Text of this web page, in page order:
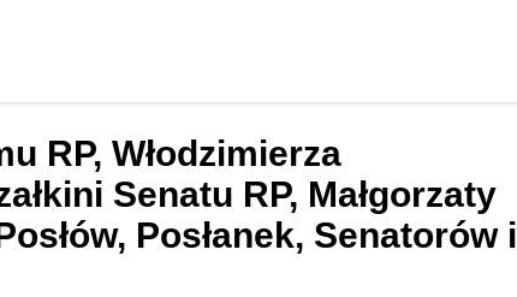
RP, Włodzimierza
Senatu RP, Małgorzaty
Posłanek, Senatorów i